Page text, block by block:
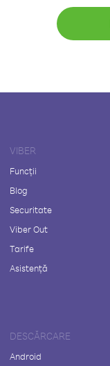
VIBER
Funcții
Blog
Securitate
Viber Out
Tarife
Asistență
DESCĂRCARE
Android